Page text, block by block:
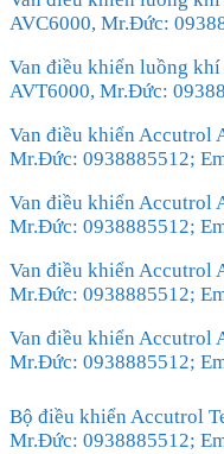
AVC6000, Mr.Đức:
Van điều khiển luồng
AVT6000, Mr.Đức:
Van điều khiển Accutrol
Mr.Đức: 0938885512;
Van điều khiển Accutrol
Mr.Đức: 0938885512;
Van điều khiển Accutrol
Mr.Đức: 0938885512;
Van điều khiển Accutrol
Mr.Đức: 0938885512;
Bộ điều khiển Accutrol
Mr.Đức: 0938885512;